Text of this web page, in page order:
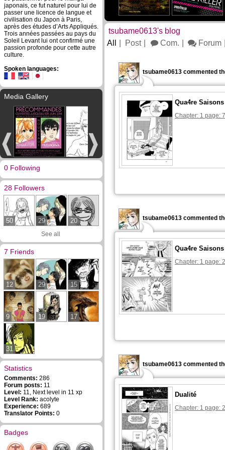
japonais, ce fut naturel pour lui de
passer une licence de langue et
civilisation du Japon à Paris,
après des études d’Arts Appliqués.
Trois années passées au pays du
Soleil Levant lui ont confirmé une
passion profonde pour cette autre
culture.
Spoken languages:
Media Gallery
0 Following
28 Followers
50 29 20
See all
7 Friends
12 29 15
9 19 17
31
Statistics
Comments: 286
Forum posts: 11
Level: 11, Next level in 11 xp
Level Rank: acolyte
Experience: 689
Translator Points: 0
Badges
tsubame0613's blog
All
Post Com. Forum
tsubame0613 commented
Qua4re
Chapter: 1 page:
tsubame0613 commented
Qua4re
Chapter: 1 page:
tsubame0613 commented
Dualité
Chapter: 1 page: